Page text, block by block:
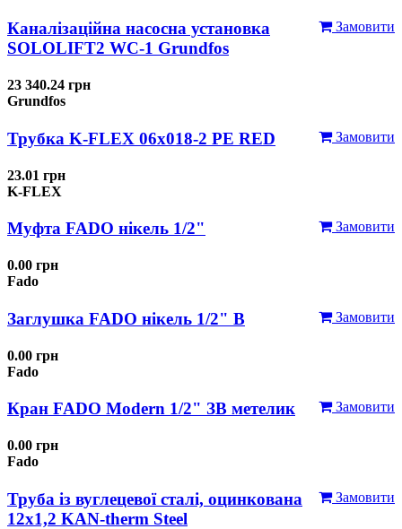
Замовити
Каналізаційна насосна установка
SOLOLIFT2 WC-1 Grundfos
23 340.24 грн
Grundfos
Замовити
Трубка K-FLEX 06x018-2 РЕ RED
23.01 грн
K-FLEX
Замовити
Муфта FADO нікель 1/2"
0.00 грн
Fado
Замовити
Заглушка FADO нікель 1/2" В
0.00 грн
Fado
Замовити
Кран FADO Modern 1/2" ЗВ метелик
0.00 грн
Fado
Замовити
Труба із вуглецевої сталі, оцинкована
12x1,2 KAN-therm Steel